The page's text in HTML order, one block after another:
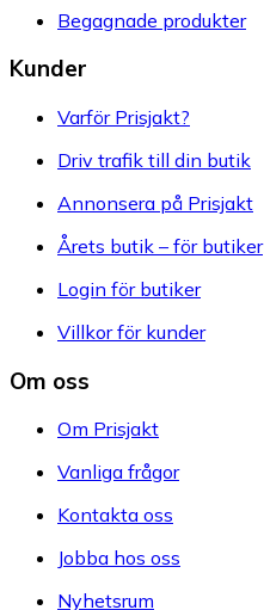
Begagnade produkter
Kunder
Varför Prisjakt?
Driv trafik till din butik
Annonsera på Prisjakt
Årets butik – för butiker
Login för butiker
Villkor för kunder
Om oss
Om Prisjakt
Vanliga frågor
Kontakta oss
Jobba hos oss
Nyhetsrum